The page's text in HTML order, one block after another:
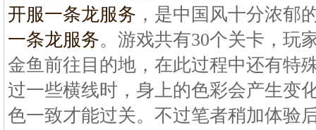
开服一条龙服务 ，是中国风十分浓郁
一条龙服务。游戏共有30个关卡，玩
金鱼前往目的地，在此过程中还有特
过一些横线时，身上的色彩会产生变
色一致才能过关。不过笔者稍加体验